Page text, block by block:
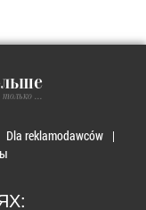
только ...
Dla reklamodawców